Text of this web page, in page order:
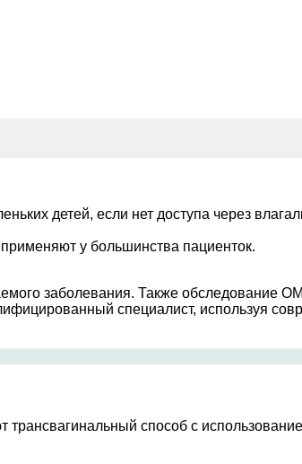
детей, если нет доступа через
у большинства пациенток.
заболевания. Также обследование
специалист, используя
способ с